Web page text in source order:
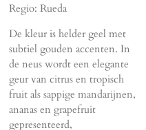
Regio: Rueda
De kleur is helder geel met
subtiel gouden accenten. In
de neus wordt een elegante
geur van citrus en tropisch
fruit als sappige mandarijnen,
ananas en grapefruit
gepresenteerd,